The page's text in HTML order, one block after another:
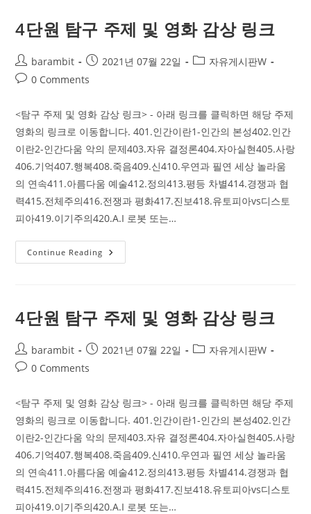
의
자
서
4단원 탐구 주제 및 영화 감상 링크
Post
author:
barambit
Post
published:
2021년 07월 22일
Post자유게시판W
Post0 Comments
<탐구 주제 및 영화 감상 링크> - 아래 링크를 클릭하면 해당 주제
영화의 링크로 이동합니다. 401.인간이란1-인간의 본성402.인간
이란2-인간다움 악의 문제403.자유 결정론404.자아실현405.사랑
406.기억407.행복408.죽음409.신410.우연과 필연 세상 놀라움
의 연속411.아름다움 예술412.정의413.평등 차별414.경쟁과 협
력415.전체주의416.전쟁과 평화417.진보418.유토피아vs디스토
피아419.이기주의420.A.I 로봇 또는…
Continue Reading
단
제
및
영
감
4단원 탐구 주제 및 영화 감상 링크
Post
author:
barambit
Post
published:
2021년 07월 22일
Post자유게시판W
Post0 Comments
<탐구 주제 및 영화 감상 링크> - 아래 링크를 클릭하면 해당 주제
영화의 링크로 이동합니다. 401.인간이란1-인간의 본성402.인간
이란2-인간다움 악의 문제403.자유 결정론404.자아실현405.사랑
406.기억407.행복408.죽음409.신410.우연과 필연 세상 놀라움
의 연속411.아름다움 예술412.정의413.평등 차별414.경쟁과 협
력415.전체주의416.전쟁과 평화417.진보418.유토피아vs디스토
피아419.이기주의420.A.I 로봇 또는…